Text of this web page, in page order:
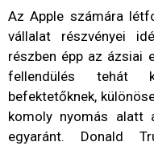
Az Apple számára
vállalat részvényei
részben épp az ázsiai
fellendülés tehát
befektetőknek,
komoly nyomás alatt
egyaránt. Donald